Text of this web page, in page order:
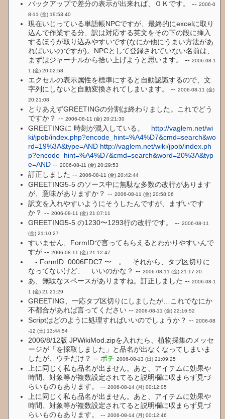
バックアップで差分の表示が出来れば、ＯＫです。 --2006-0
8-11 (金) 19:53:40
現在いじっている単語帳NPCですが、最終的にexcelに取り
込んで作業する分、訳は対応する英文をその下の段に挿入
するほうが取り込みやすいです(なにか他にうまい方法があ
ればいいのですが)。NPCとして登録されていない名前は、
まずはジャーナルから拾い上げようと思います。 --2006-08-1
1 (金) 20:02:58
エクセルの表示属性を標準にすると自動認識するので、文
字列にしないと自動変換されてしまいます。 --2006-08-11 (金)
20:21:08
とりあえずGREETINGの分割は終わりました。これでどう
ですか？ --2006-08-11 (金) 20:21:30
GREETINGに 時刻が混入している。 http://vaglem.net/wi
ki/jpob/index.php?encode_hint=%A4%D7&cmd=search&wo
rd=19%3A&type=AND http://vaglem.net/wiki/jpob/index.ph
p?encode_hint=%A4%D7&cmd=search&word=20%3A&typ
e=AND --2006-08-11 (金) 20:29:53
訂正しました --2006-08-11 (金) 20:42:44
GREETING5-5 のソース中に無駄な多数の改行があります
が、意味がありますか？ --2006-08-11 (金) 20:58:06
訳文を入れやすいようにそうしたんですが、まずいです
か？ --2006-08-11 (金) 21:07:11
GREETING5-5 の1230〜1293行の改行です。 --2006-08-11
(金) 21:10:27
すいません、FormIDで言ってもらえるとわかりやすいんで
すが --2006-08-11 (金) 21:12:47
- FormID: 0006FDC7 〜 。 それから、タブ区切りに
なってないけど、 いいのかな？ --2006-08-11 (金) 21:17:20
あ、無駄なスペースがありますね。訂正しました --2006-08-1
1 (金) 21:21:29
GREETING、一応タブ区切りにしましたが…これでなにか
不都合があれば言ってください --2006-08-11 (金) 22:16:52
Scriptはどのように処理すればいいのでしょうか？ --2006-08
-12 (土) 13:44:54
2006/8/12版 JPWikiMod.zipを入れたら、植物採集のメッセ
ージが「を採取しました」と品名が出なくなってしまいま
したが、ウチだけ？ -- ポチ 2006-08-13 (日) 21:09:25
上に同じく私も品名が出ません。あと、アイテムに効果や
時間、対象等が複数設定されてると説明欄に収まらず見づ
らいものもあります。 --2006-08-14 (月) 00:12:05
上に同じく私も品名が出ません。あと、アイテムに効果や
時間、対象等が複数設定されてると説明欄に収まらず見づ
らいものもあります。 --2006-08-14 (月) 00:12:46